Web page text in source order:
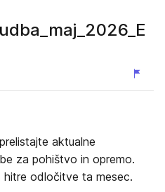
aktualne
za pohištvo in opremo.
hitre odločitve ta mesec.